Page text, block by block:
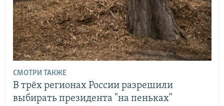
СМОТРИ ТАКЖЕ
В трёх регионах России разрешили
выбирать президента "на пеньках"